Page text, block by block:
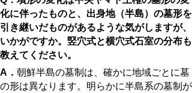
化に伴ったものと、出身地（半島）の墓形を
引き継いだものがあるような気がしますが、
いかがですか。竪穴式と横穴式石室の分布も
教えてください。
A． 朝鮮半島の墓制は、確かに地域ごとに墓
の形は異なります。明らかに半島系の墓制が